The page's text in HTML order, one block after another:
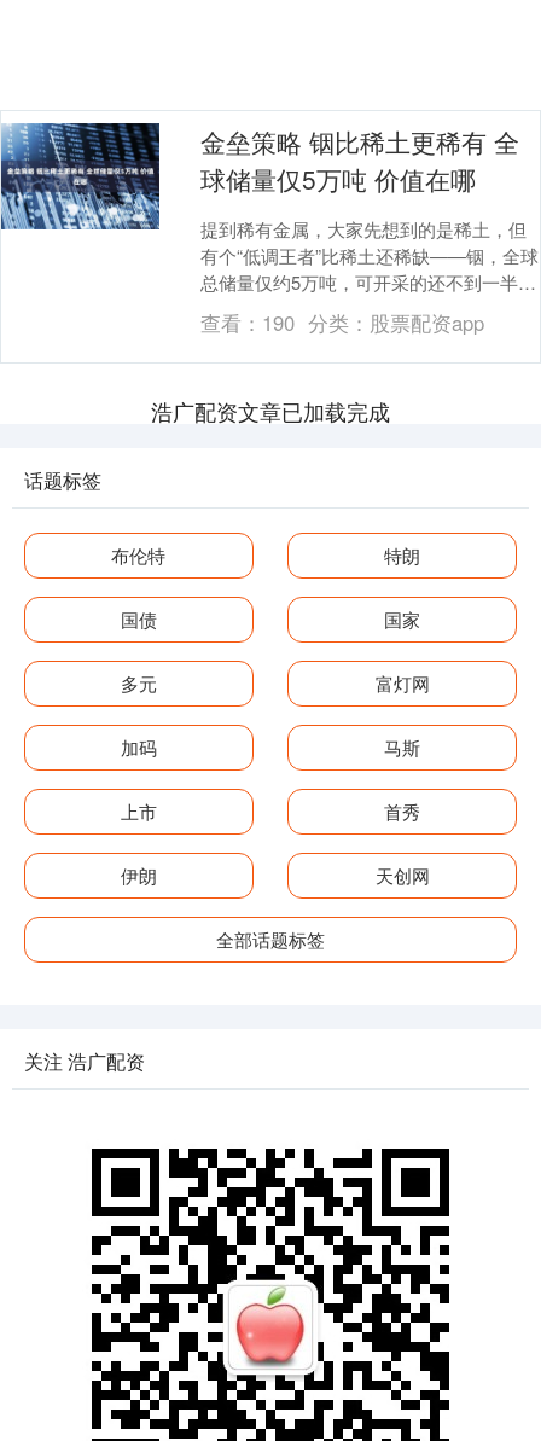
金垒策略 铟比稀土更稀有 全
球储量仅5万吨 价值在哪
提到稀有金属，大家先想到的是稀土，但
有个“低调王者”比稀土还稀缺——铟，全球
总储量仅约5万吨，可开采的还不到一半，
地壳里的含量只有0.1ppm，是稀土的
1/17....
查看： 190 分类： 股票配资app
浩广配资文章已加载完成
话题标签
布伦特 特朗
国债 国家
多元 富灯网
加码 马斯
上市 首秀
伊朗 天创网
全部话题标签
关注 浩广配资